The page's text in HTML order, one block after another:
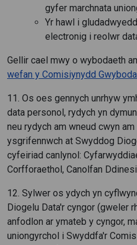
gyfer marchnata
Yr hawl i
electronig i reolwr
Gellir cael mwy o wybodaeth
wefan y Comisiynydd
11. Os oes gennych unrhyw
data personol, rydych yn
neu rydych am wneud cwyn
ysgrifennwch at Swyddog
cyfeiriad canlynol:
Corfforaethol, Canolfan
12. Sylwer os ydych yn
Diogelu Data'r cyngor (gweler
anfodlon ar ymateb y cyngor,
uniongyrchol i Swyddfa'r